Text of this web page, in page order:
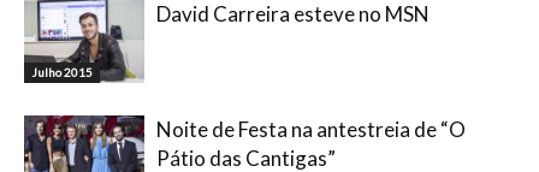
Julho 2015
David Carreira esteve no MSN
Noite de Festa na antestreia de “O
Pátio das Cantigas”